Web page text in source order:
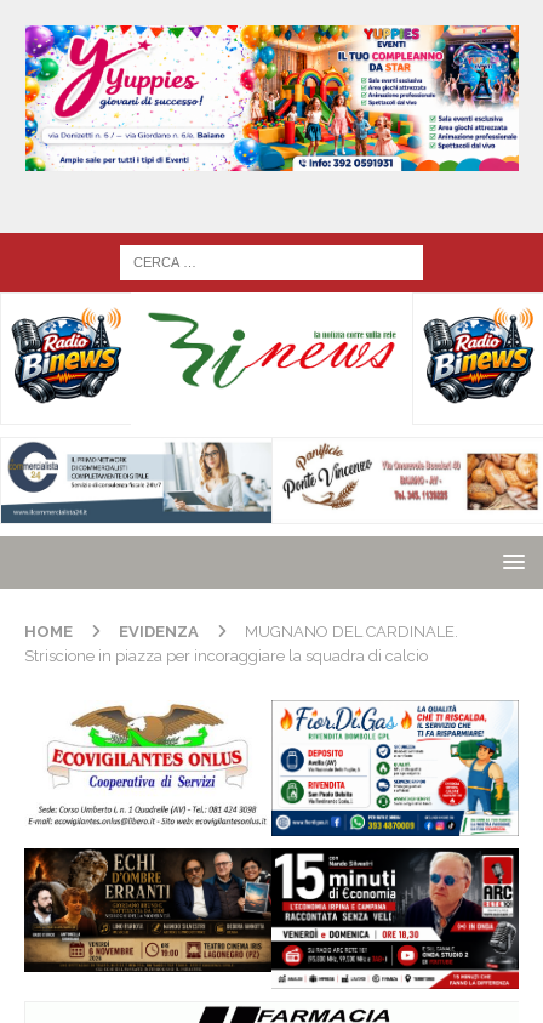
HOME EVIDENZA
MUGNANO DEL CARDINALE.
Striscione in piazza per incoraggiare la squadra di calcio